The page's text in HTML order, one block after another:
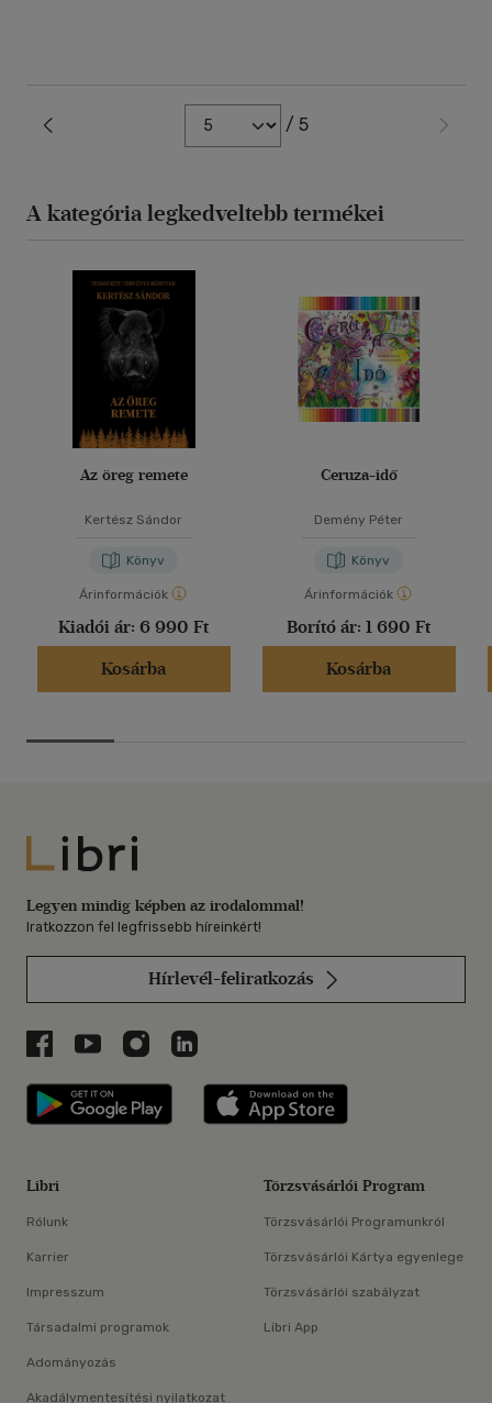
/ 5
A kategória legkedveltebb termékei
Az öreg remete
Kertész Sándor
Könyv
Árinformációk
Kiadói ár: 6 990 Ft
Kosárba
Ceruza-idő
Demény Péter
Könyv
Árinformációk
Borító ár: 1 690 Ft
Kosárba
Libri
Legyen mindig képben az irodalommal!
Iratkozzon fel legfrissebb híreinkért!
Hírlevél-feliratkozás
Libri a Facebookon
Libri a Youtube-on
Libri az Instagramon
Libri a LinkedInen
Libri applikáció Szerezd meg: Google
Libri
Rólunk
Karrier
Impresszum
Társadalmi programok
Adományozás
Akadálymentesítési nyilatkozat
Törzsvásárlói Program
Törzsvásárlói Programunkról
Törzsvásárlói Kártya egyenlege
Törzsvásárlói szabályzat
Libri App